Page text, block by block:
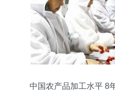
中国农产品加工水平 8